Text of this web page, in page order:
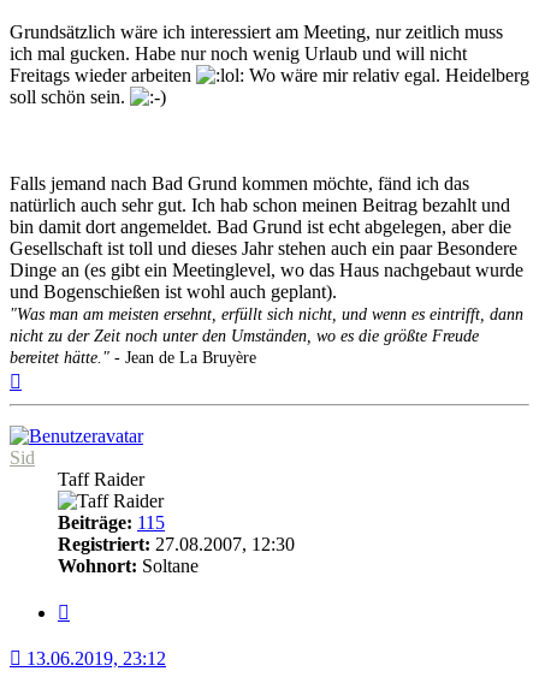
Grundsätzlich wäre ich interessiert am Meeting, nur zeitlich muss
ich mal gucken. Habe nur noch wenig Urlaub und will nicht
Freitags wieder arbeiten
Wo wäre mir relativ egal. Heidelberg
soll schön sein.
Falls jemand nach Bad Grund kommen möchte, fänd ich das
natürlich auch sehr gut. Ich hab schon meinen Beitrag bezahlt und
bin damit dort angemeldet. Bad Grund ist echt abgelegen, aber die
Gesellschaft ist toll und dieses Jahr stehen auch ein paar Besondere
Dinge an (es gibt ein Meetinglevel, wo das Haus nachgebaut wurde
und Bogenschießen ist wohl auch geplant).
"Was man am meisten ersehnt, erfüllt sich nicht, und wenn es eintrifft, dann
nicht zu der Zeit noch unter den Umständen, wo es die größte Freude
bereitet hätte." - Jean de La Bruyère
Sid
Taff Raider
Beiträge: 115
Registriert: 27.08.2007, 12:30
Wohnort: Soltane
13.06.2019, 23:12